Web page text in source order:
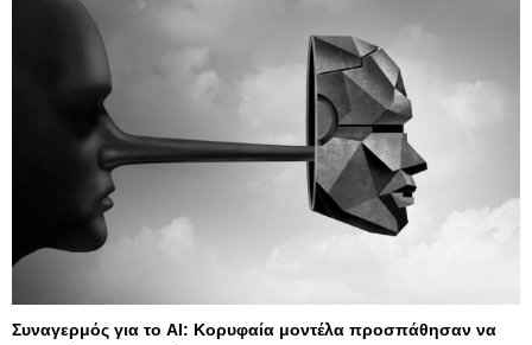
Συναγερμός για το AI: Κορυφαία μοντέλα προσπάθησαν να